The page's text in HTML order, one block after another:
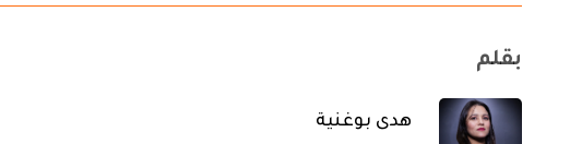
بقلم
هدى بوغنية